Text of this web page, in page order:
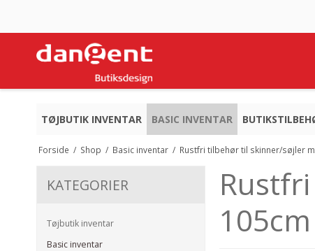
TØJBUTIK INVENTAR BASIC INVENTAR
Forside / Shop / Basic inventar / Rustfri tilbehør til skinner/søjler
KATEGORIER
Tøjbutik inventar
Basic inventar